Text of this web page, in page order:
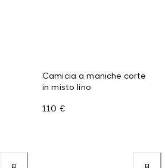
Camicia a maniche corte
in misto lino
110 €